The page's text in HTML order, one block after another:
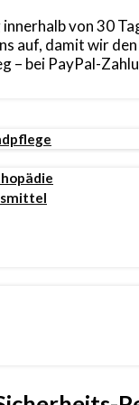
von 30
auf, damit wir
– bei PayPal-